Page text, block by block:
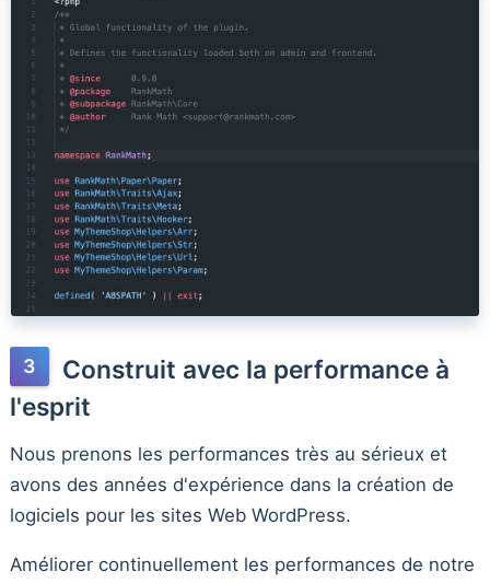
Construit avec la performance à
l'esprit
Nous prenons les performances très au sérieux et
avons des années d'expérience dans la création de
logiciels pour les sites Web WordPress.
Améliorer continuellement les performances de notre